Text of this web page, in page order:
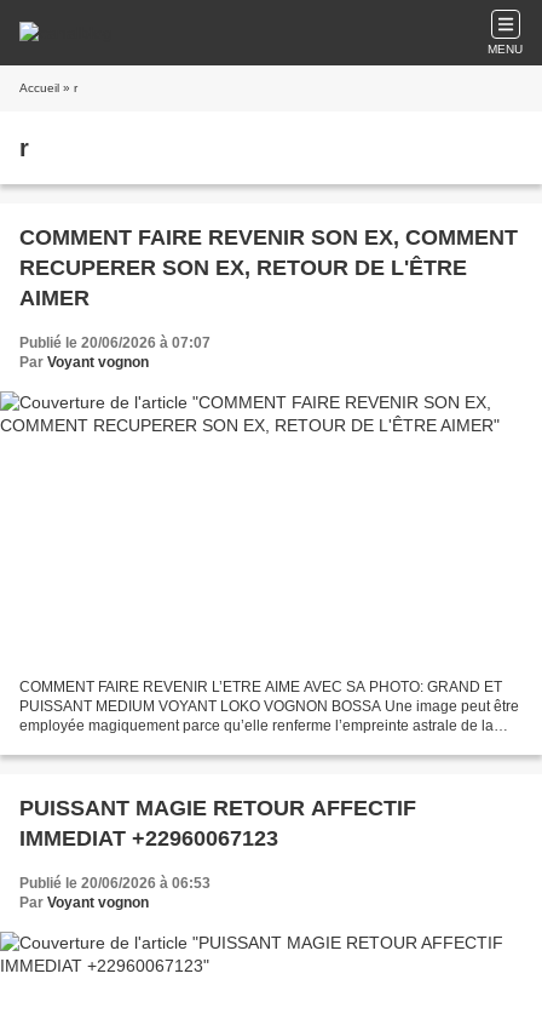
MENU
Accueil » r
r
COMMENT FAIRE REVENIR SON EX, COMMENT
RECUPERER SON EX, RETOUR DE L'ÊTRE
AIMER
Publié le 20/06/2026 à 07:07
Par Voyant vognon
COMMENT FAIRE REVENIR L’ETRE AIME AVEC SA PHOTO: GRAND ET
PUISSANT MEDIUM VOYANT LOKO VOGNON BOSSA Une image peut être
employée magiquement parce qu’elle renferme l’empreinte astrale de la
PUISSANT MAGIE RETOUR AFFECTIF
IMMEDIAT +22960067123
Publié le 20/06/2026 à 06:53
Par Voyant vognon